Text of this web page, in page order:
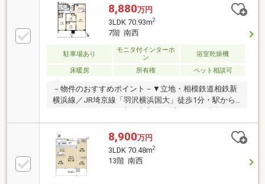
できます。※天候による・リビングダイニングに床暖
房あり・リビング横の洋室の可動扉を解放して13.9畳
のLDKとして利用可能です・キッチンにはディスポー
ザーがあり生ごみを軽減できます・浴室暖房乾燥機が
ついているため天候に左右されずお洗濯が可能・不在
8,880万円
3LDK 70.93m2
7階 南西
駐車場あり
モニタ付インターホ
ン
浴室乾燥機
床暖房 所有権 ペット相談可
－物件のおすすめポイント－▼立地・相模鉄道相鉄新
横浜線／JR埼京線「羽沢横浜国大」徒歩1分・駅から
2023年10月築、商業施設一体型の大規模タワーレジデ
ンス・7階部分、南西向きの3LDK・LDK約16.3帖、対
面式キッチンを採用・WICなど、全居室に収納有・ペ
ット飼育可(規約有)▼設備・床暖房(LD)・ディスポー
ザー／食洗機・浴室乾燥機・宅配ボックス▼周辺環
境・ロピア横浜羽沢店 徒歩1分(約30m)■ ご希望の住ま
8,900万円
3LDK 70.48m2
13階 南西